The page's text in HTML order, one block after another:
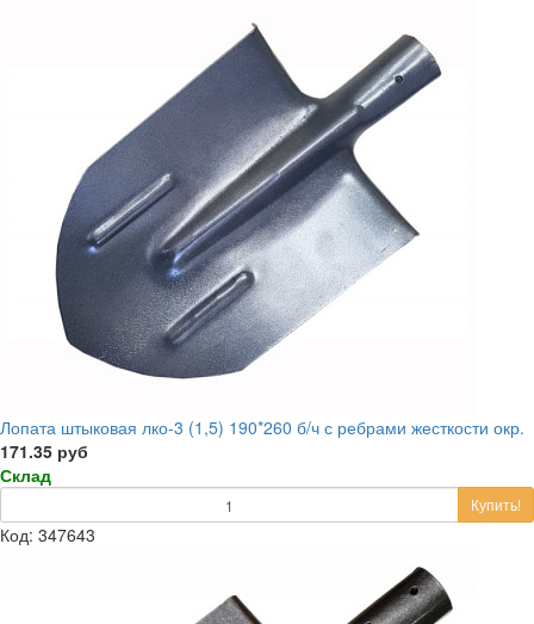
Лопата штыковая лко-3 (1,5) 190*260 б/ч с ребрами жесткости окр.
171.35 руб
Склад
Купить!
Код: 347643